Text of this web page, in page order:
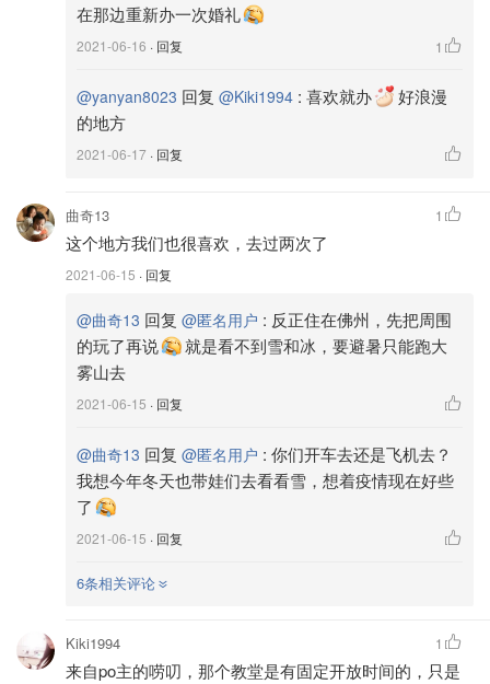
队友进城堡前，通过一个吊桥
在那边重新办一次婚礼
2021-06-16 · 回复 1
@yanyan8023 回复 @Kiki1994 : 喜欢就办
好浪漫
的地方
2021-06-17 · 回复
曲奇13
这个地方我们也很喜欢，去过两次了
2021-06-15 · 回复
1
@曲奇13 回复 @匿名用户 : 反正住在佛州，先把周围
的玩了再说
就是看不到雪和冰，要避暑只能跑大
雾山去
2021-06-15 · 回复
@曲奇13 回复 @匿名用户 : 你们开车去还是飞机去？
我想今年冬天也带娃们去看看雪，想着疫情现在好些
了
2021-06-15 · 回复
6条相关评论
Kiki1994
来自po主的唠叨，那个教堂是有固定开放时间的，只是
1